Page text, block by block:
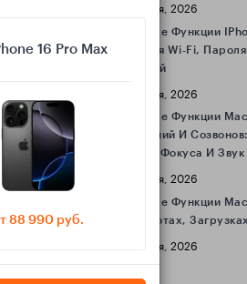
16 Апреля, 2026
Полезные Функции
Делиться Wi‑Fi,
С Семьёй
16 Апреля, 2026
Полезные Функции
Совещаний И
Режимы Фокуса И Звук
16 Апреля, 2026
Полезные Функции
Скриншотах,
16 Апреля, 2026
16 Pro Max
88 990 руб.